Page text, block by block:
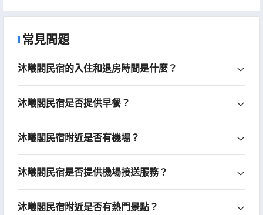
常見問題
沐曦閣民宿的入住和退房時間是什麼？
沐曦閣民宿是否提供早餐？
沐曦閣民宿附近是否有機場？
沐曦閣民宿是否提供機場接送服務？
沐曦閣民宿附近是否有熱門景點？